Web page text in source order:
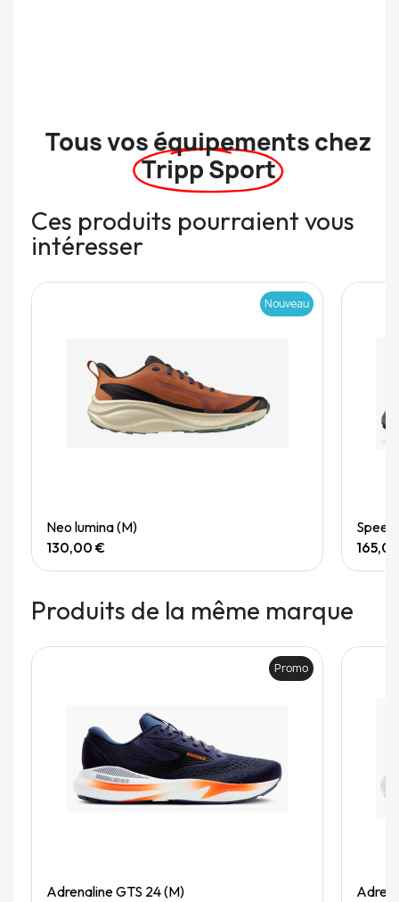
Tous vos équipements chez
Tripp Sport
Ces produits pourraient vous
intéresser
Nouveau
Neo lumina (M)
130,00 €
Produits de la même marque
Quick View
Promo
Adrenaline GTS 24 (M)